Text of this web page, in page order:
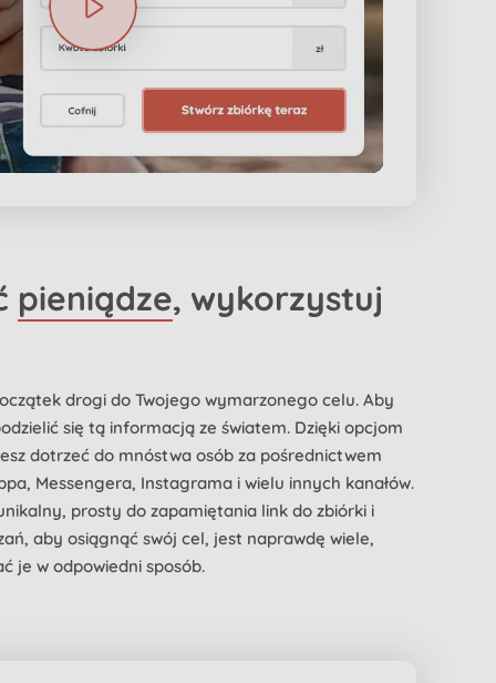
pieniądze, wykorzystuj
drogi do Twojego wymarzonego celu. Aby
się tą informacją ze światem. Dzięki opcjom
dotrzeć do mnóstwa osób za pośrednictwem
Messengera, Instagrama i wielu innych kanałów.
prosty do zapamiętania link do zbiórki i
aby osiągnąć swój cel, jest naprawdę wiele,
je w odpowiedni sposób.